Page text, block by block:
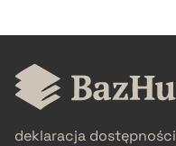
CZYSTY TEKST
pobierz cytat
deklaracja dostępności